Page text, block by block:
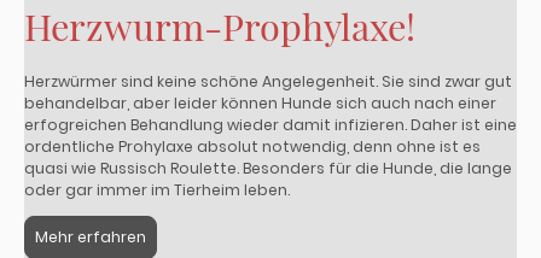
Herzwurm-Prophylaxe!
Herzwürmer sind keine schöne Angelegenheit. Sie sind zwar gut
behandelbar, aber leider können Hunde sich auch nach einer
erfogreichen Behandlung wieder damit infizieren. Daher ist eine
ordentliche Prohylaxe absolut notwendig, denn ohne ist es
quasi wie Russisch Roulette. Besonders für die Hunde, die lange
oder gar immer im Tierheim leben.
Mehr erfahren